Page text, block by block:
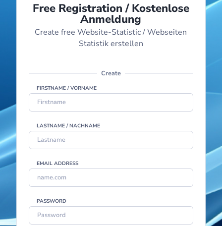
Free Registration / Kostenlose
Anmeldung
Create free Website-Statistic / Webseiten
Statistik erstellen
Create
FIRSTNAME / VORNAME
LASTNAME / NACHNAME
EMAIL ADDRESS
PASSWORD